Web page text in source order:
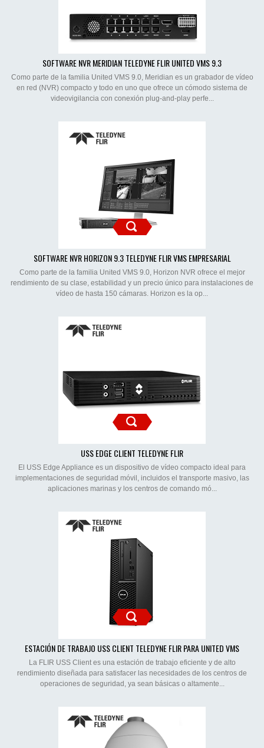
SOFTWARE NVR MERIDIAN TELEDYNE FLIR UNITED VMS 9.3
Como parte de la familia United VMS 9.0, Meridian es un grabador de vídeo
en red (NVR) compacto y todo en uno que ofrece un cómodo sistema de
videovigilancia con conexión plug-and-play perfe...
SOFTWARE NVR HORIZON 9.3 TELEDYNE FLIR VMS EMPRESARIAL
Como parte de la familia United VMS 9.0, Horizon NVR ofrece el mejor
rendimiento de su clase, estabilidad y un precio único para instalaciones de
vídeo de hasta 150 cámaras. Horizon es la op...
USS EDGE CLIENT TELEDYNE FLIR
El USS Edge Appliance es un dispositivo de vídeo compacto ideal para
implementaciones de seguridad móvil, incluidos el transporte masivo, las
aplicaciones marinas y los centros de comando mó...
ESTACIÓN DE TRABAJO USS CLIENT TELEDYNE FLIR PARA UNITED VMS
La FLIR USS Client es una estación de trabajo eficiente y de alto
rendimiento diseñada para satisfacer las necesidades de los centros de
operaciones de seguridad, ya sean básicas o altamente...